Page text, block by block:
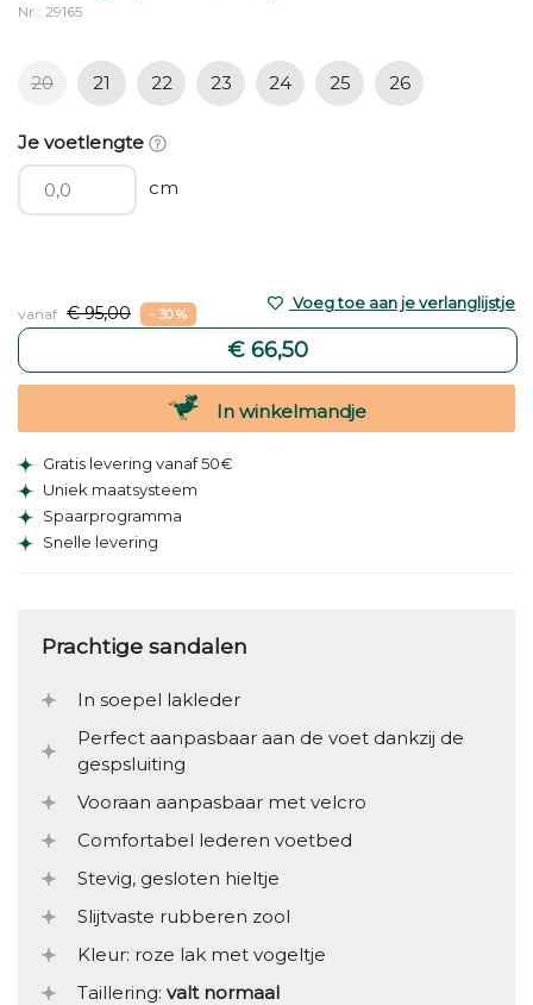
Nr.: 29165
20 21 22 23 24 25 26
Je voetlengte
cm
vanaf € 95,00 - 30 %
€ 66,50
Voeg toe aan je verlanglijstje
In winkelmandje
Gratis levering vanaf 50€
Uniek maatsysteem
Spaarprogramma
Snelle levering
Prachtige sandalen
In soepel lakleder
Perfect aanpasbaar aan de voet dankzij de
gespsluiting
Vooraan aanpasbaar met velcro
Comfortabel lederen voetbed
Stevig, gesloten hieltje
Slijtvaste rubberen zool
Kleur: roze lak met vogeltje
Taillering: valt normaal